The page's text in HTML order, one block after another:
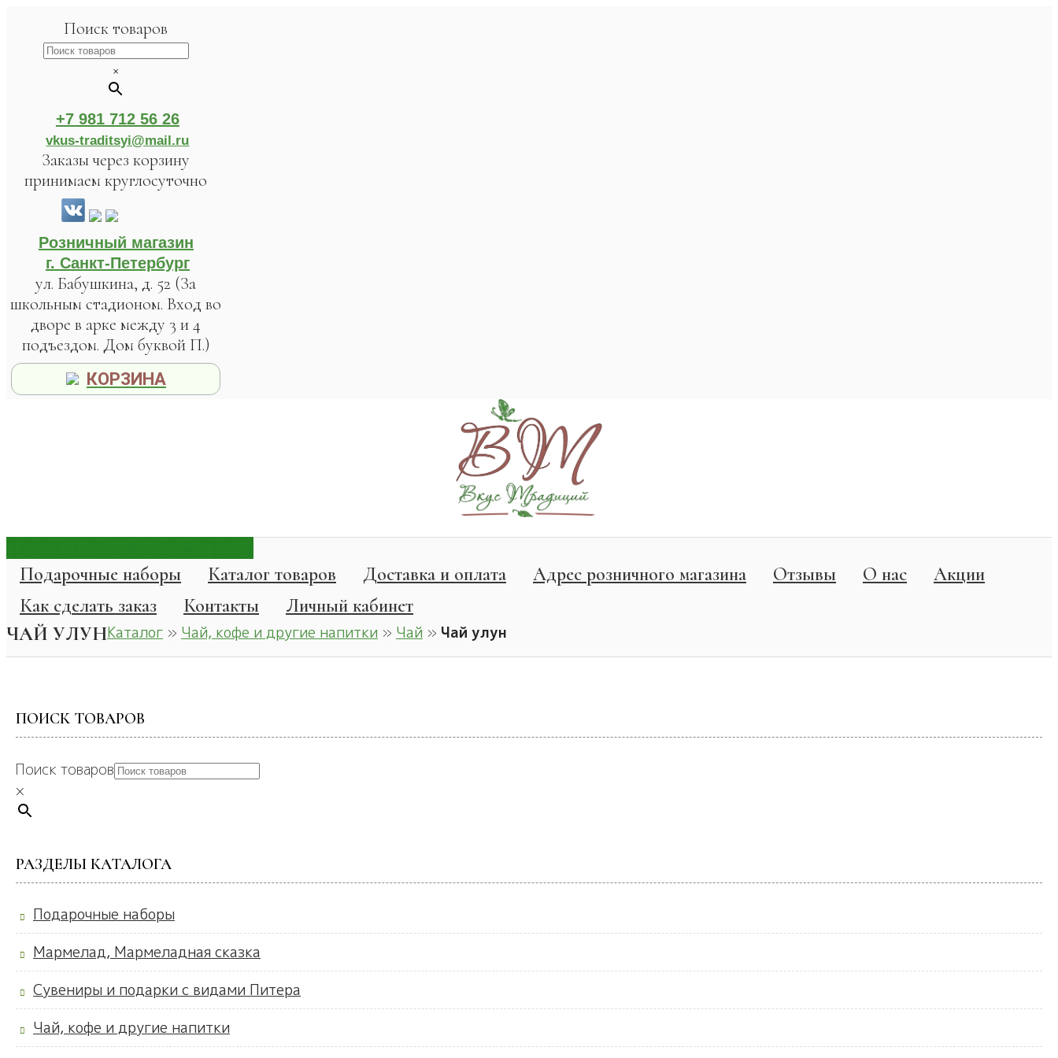
Поиск товаров
×
+7 981 712 56 26
vkus-traditsyi@mail.ru
Заказы через корзину
принимаем круглосуточно
Розничный магазин
г. Санкт-Петербург
ул. Бабушкина, д. 52 (За
школьным стадионом. Вход во
дворе в арке между 3 и 4
подъездом. Дом буквой П.)
КОРЗИНА
Подарочные наборы Каталог товаров Доставка и оплата Адрес розничного магазина Отзывы О нас
Акции
Как сделать заказ
Контакты Личный кабинет
ЧАЙ УЛУНКаталог » Чай, кофе и другие напитки » Чай » Чай улун
ПОИСК ТОВАРОВ
Поиск товаров
×
РАЗДЕЛЫ КАТАЛОГА
Подарочные наборы
Мармелад, Мармеладная сказка
Сувениры и подарки с видами Питера
Чай, кофе и другие напитки